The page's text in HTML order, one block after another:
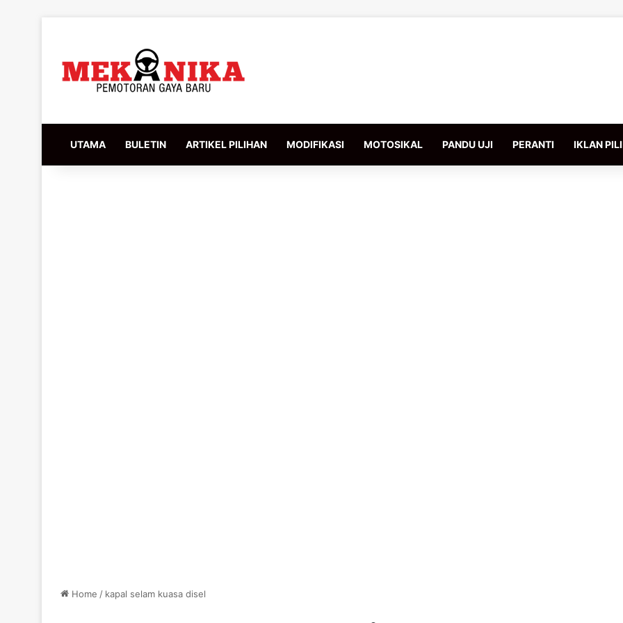
UTAMA BULETIN ARTIKEL PILIHAN MODIFIKASI MOTOSIKAL PANDU UJI PERANTI IKLAN
Home / kapal selam kuasa disel